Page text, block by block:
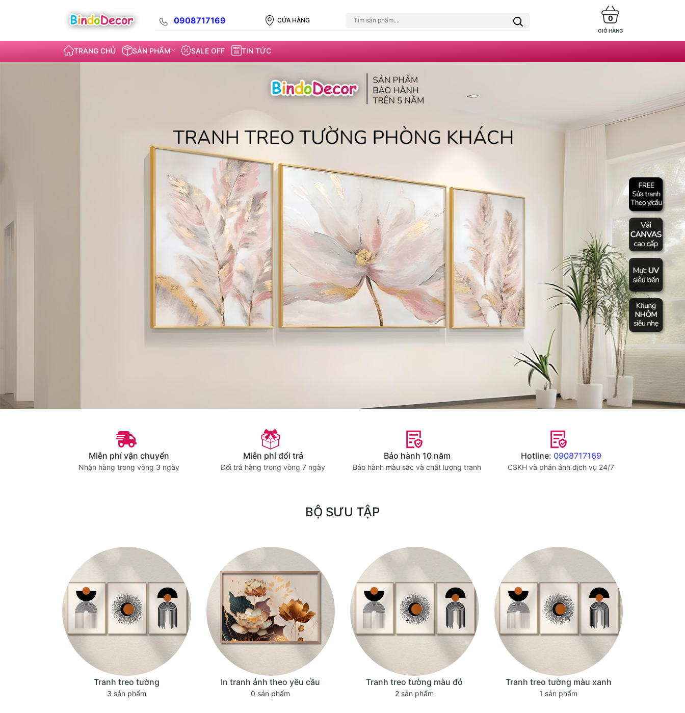
0908717169 CỬA HÀNG 0
GIỎ HÀNG
TRANG CHỦ SẢN PHẨM SALE OFF TIN TỨC
Miễn phí vận chuyển
Nhận hàng trong vòng 3 ngày
Miễn phí đổi trả
Đổi trả hàng trong vòng 7 ngày
Bảo hành 10 năm
Bảo hành màu sắc và chất lượng tranh
Hotline: 0908717169
CSKH và phản ánh dịch vụ 24/7
BỘ SƯU TẬP
Tranh treo tường
3 sản phẩm
In tranh ảnh theo yêu cầu
0 sản phẩm
Tranh treo tường màu đỏ
2 sản phẩm
Tranh treo tường màu xanh
1 sản phẩm